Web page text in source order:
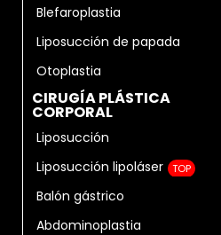
Blefaroplastia
Liposucción de papada
Otoplastia
CIRUGÍA PLÁSTICA
CORPORAL
Liposucción
Liposucción lipoláser
TOP
Balón gástrico
Abdominoplastia